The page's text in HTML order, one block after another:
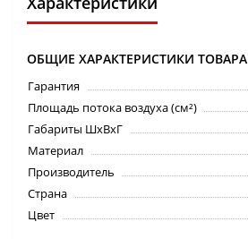
ОБЩИЕ ХАРАКТЕРИСТИКИ ТОВАРА
Гарантия
Площадь потока воздуха (см²)
Габариты ШхВхГ
Материал
Производитель
Страна
Цвет